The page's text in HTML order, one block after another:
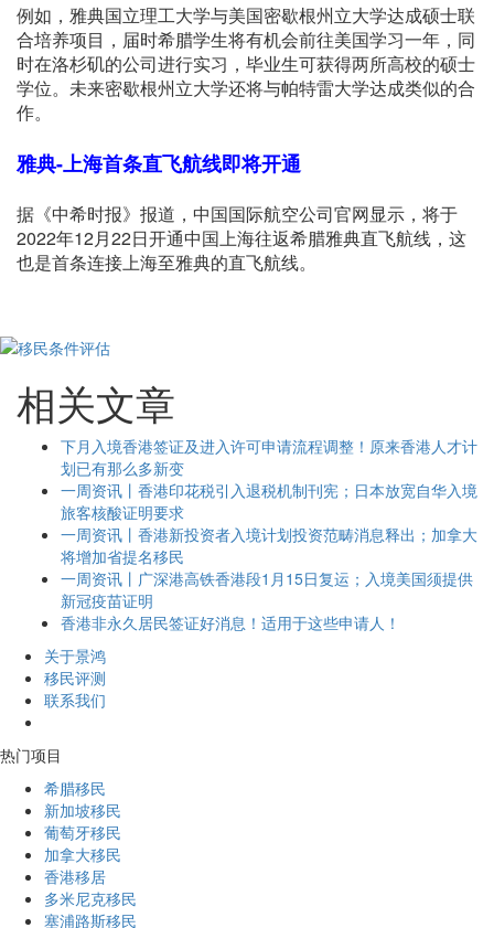
例如，雅典国立理工大学与美国密歇根州立大学达成硕士联
合培养项目，届时希腊学生将有机会前往美国学习一年，同
时在洛杉矶的公司进行实习，毕业生可获得两所高校的硕士
学位。未来密歇根州立大学还将与帕特雷大学达成类似的合
作。
雅典-上海首条直飞航线即将开通
据《中希时报》报道，中国国际航空公司官网显示，将于
2022年12月22日开通中国上海往返希腊雅典直飞航线，这
也是首条连接上海至雅典的直飞航线。
相关文章
下月入境香港签证及进入许可申请流程调整！原来香港人才计
划已有那么多新变
一周资讯丨香港印花税引入退税机制刊宪；日本放宽自华入境
旅客核酸证明要求
一周资讯丨香港新投资者入境计划投资范畴消息释出；加拿大
将增加省提名移民
一周资讯丨广深港高铁香港段1月15日复运；入境美国须提供
新冠疫苗证明
香港非永久居民签证好消息！适用于这些申请人！
关于景鸿
移民评测
联系我们
热门项目
希腊移民
新加坡移民
葡萄牙移民
加拿大移民
香港移居
多米尼克移民
塞浦路斯移民